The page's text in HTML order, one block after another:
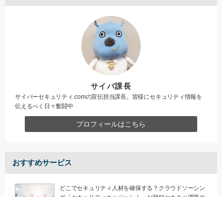
サイバ課長
サイバーセキュリティ.comの宣伝担当課長。皆様にセキュリティ情報を
伝えるべく日々奮闘中
プロフィールはこちら
おすすめサービス
どこでセキュリティ人材を確保する？クラウドソーシン